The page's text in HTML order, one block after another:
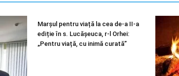
Marșul pentru viață la cea de-a II-a
ediție în s. Lucășeuca, r-l Orhei:
„Pentru viață, cu inimă curată”